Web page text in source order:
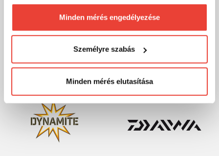
biztosításához arra kérünk, hogy engedd meg
számunkra minden mérés használatát.
Természetesensoha semmilyen formában nem fogunk
megváltoztathatod a döntésed ezzel kapcsolatban.
Előre is köszönjük!
Minden mérés engedélyezése
Személyre szabás
Minden mérés elutasítása